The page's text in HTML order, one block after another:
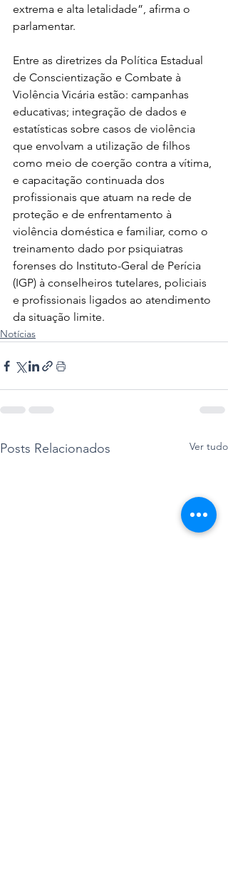
extrema e alta letalidade”, afirma o
parlamentar.
Entre as diretrizes da Política Estadual
de Conscientização e Combate à
Violência Vicária estão: campanhas
educativas; integração de dados e
estatísticas sobre casos de violência
que envolvam a utilização de filhos
como meio de coerção contra a vítima,
e capacitação continuada dos
profissionais que atuam na rede de
proteção e de enfrentamento à
violência doméstica e familiar, como o
treinamento dado por psiquiatras
forenses do Instituto-Geral de Perícia
(IGP) à conselheiros tutelares, policiais
e profissionais ligados ao atendimento
da situação limite.
Notícias
Posts Relacionados Ver tudo